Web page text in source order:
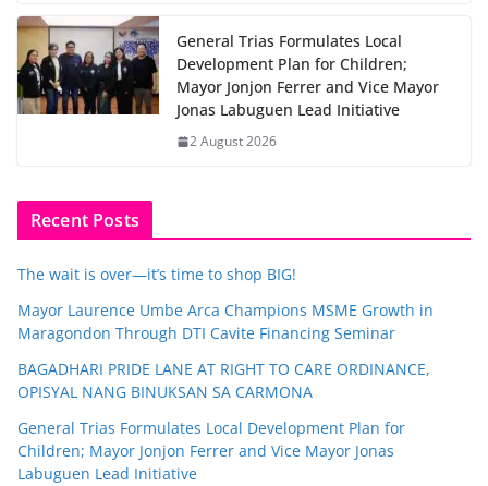
General Trias Formulates Local
Development Plan for Children;
Mayor Jonjon Ferrer and Vice Mayor
Jonas Labuguen Lead Initiative
2 August 2026
Recent Posts
The wait is over—it’s time to shop BIG!
Mayor Laurence Umbe Arca Champions MSME Growth in
Maragondon Through DTI Cavite Financing Seminar
BAGADHARI PRIDE LANE AT RIGHT TO CARE ORDINANCE,
OPISYAL NANG BINUKSAN SA CARMONA
General Trias Formulates Local Development Plan for
Children; Mayor Jonjon Ferrer and Vice Mayor Jonas
Labuguen Lead Initiative